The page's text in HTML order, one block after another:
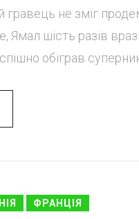
гравець не зміг
Ямал шість разів
обіграв
ФРАНЦІЯ